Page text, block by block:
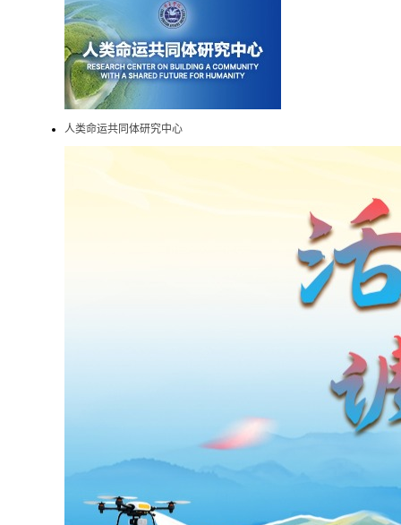
人类命运共同体研究中心